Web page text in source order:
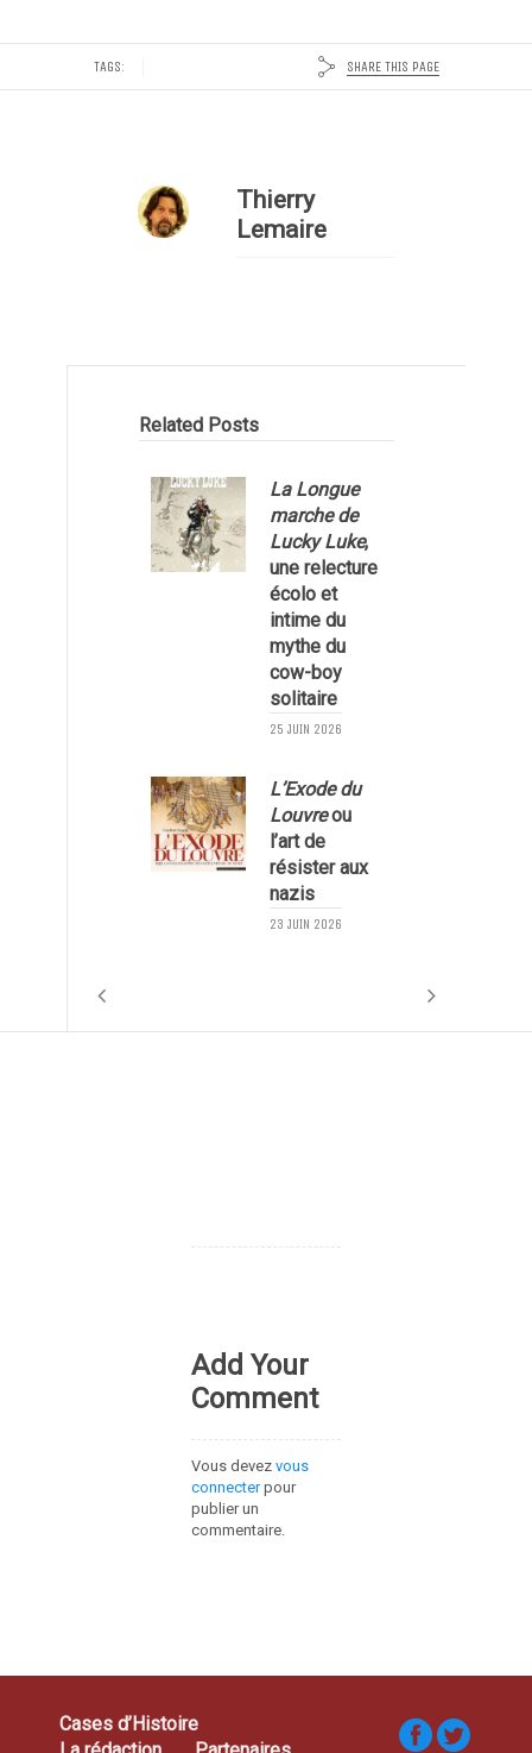
TAGS: SHARE THIS PAGE
Thierry
Lemaire
Related Posts
La Longue
marche de
Lucky Luke,
une relecture
écolo et
intime du
mythe du
cow-boy
solitaire
25 JUIN 2026
L’Exode du
Louvreou
l’art de
résister aux
nazis
23 JUIN 2026
Add Your
Comment
Vous devez vous
connecterpour
publier un
commentaire.
Cases d’Histoire